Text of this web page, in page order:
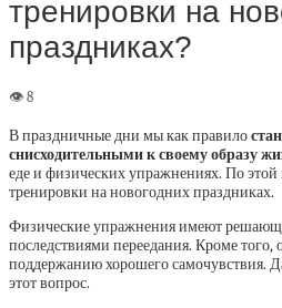
тренировки на
праздниках?
В праздничные дни мы как правило
снисходительными к своему образу
еде и физических упражнениях. По
тренировки на новогодних праздниках.
Физические упражнения имеют
последствиями переедания. Кроме того,
поддержанию хорошего самочувствия.
этот вопрос.